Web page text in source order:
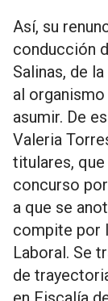
Así, su
conducción
Salinas, de
al
asumir. De
Valeria
titulares,
concurso
a que se
compite por
Laboral. Se
de